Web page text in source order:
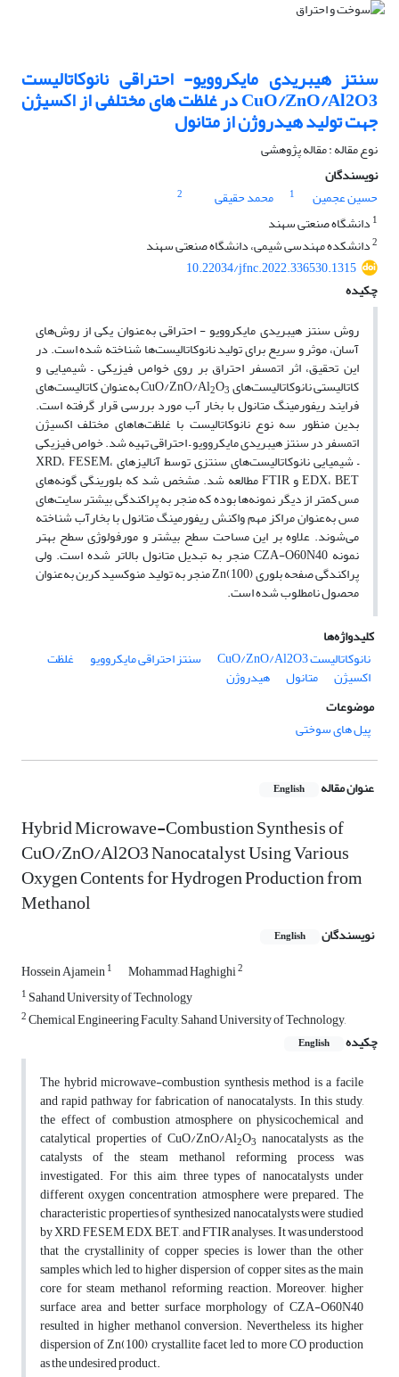
سنتز هیبریدی مایکروویو- احتراقی نانوکاتالیست
CuO/ZnO/Al2O3 در غلظت های مختلفی از اکسیژن
جهت تولید هیدروژن از متانول
نوع مقاله : مقاله پژوهشی
نویسندگان
حسین عجمین
1 محمد حقیقی
2
1 دانشگاه صنعتی سهند
2دانشکده مهندسی شیمی، دانشگاه صنعتی سهند
10.22034/jfnc.2022.336530.1315
چکیده
روش سنتز هیبریدی مایکروویو - احتراقی به‌عنوان یکی از روش‌های
آسان، موثر و سریع برای تولید نانوکاتالیست‌ها‌ شناخته شده است. در
این تحقیق، اثر اتمسفر احتراق بر روی خواص فیزیکی – شیمیایی و
کاتالیستی نانوکاتالیست‌های CuO/ZnO/Al 2O3 به‌عنوان کاتالیست‌های
فرایند ریفورمینگ متانول با بخار آب مورد بررسی قرار گرفته است.
بدین منظور سه نوع نانوکاتالیست با غلظت‌ها‌های مختلف اکسیژن
اتمسفر در سنتز هیبریدی مایکروویو – احتراقی تهیه شد. خواص فیزیکی
– شیمیایی نانوکاتالیست‌های سنتزی توسط آنالیزهای XRD، FESEM،
EDX، BET و FTIR مطالعه شد. مشخص شد که بلورینگی گونه‌ها‌ی
مس کمتر از دیگر نمونه‌ها‌ بوده که منجر به پراکندگی بیشتر سایت‌های
مس به‌عنوان مراکز مهم واکنش ریفورمینگ متانول با بخارآب شناخته
می‌شوند. علاوه بر این مساحت سطح بیشتر و مورفولوژی سطح بهتر
نمونه CZA-O60N40 منجر به تبدیل متانول بالاتر شده است. ولی
پراکندگی صفحه بلوری Zn(100) منجر به تولید منوکسید کربن به‌عنوان
محصول نامطلوب شده است.
کلیدواژه‌ها
نانوکاتالیست CuO/ZnO/Al2O3
سنتز احتراقی مایکروویو غلظت
اکسیژن متانول
هیدروژن
موضوعات
پیل های سوختی
عنوان مقاله English
Hybrid Microwave-Combustion Synthesis of
CuO/ZnO/Al2O3 Nanocatalyst Using Various
Oxygen Contents for Hydrogen Production from
Methanol
نویسندگان English
Hossein Ajamein1 Mohammad Haghighi2
1 Sahand University of Technology
2Chemical Engineering Faculty, Sahand University of Technology,
چکیده
English
The hybrid microwave-combustion synthesis method is a facile
and rapid pathway for fabrication of nanocatalysts. In this study,
the effect of combustion atmosphere on physicochemical and
catalytical properties of CuO/ZnO/Al2O3 nanocatalysts as the
catalysts of the steam methanol reforming process was
investigated. For this aim, three types of nanocatalysts under
different oxygen concentration atmosphere were prepared. The
characteristic properties of synthesized nanocatalysts were studied
by XRD, FESEM, EDX, BET, and FTIR analyses. It was understood
that the crystallinity of copper species is lower than the other
samples which led to higher dispersion of copper sites as the main
core for steam methanol reforming reaction. Moreover, higher
surface area and better surface morphology of CZA-O60N40
resulted in higher methanol conversion. Nevertheless, its higher
dispersion of Zn(100) crystallite facet led to more CO production
as the undesired product.